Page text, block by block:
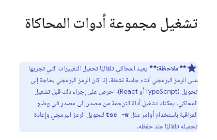
تشغيل مجموعة أدوات المحاكاة
**ملاحظة:** يعيد المحاكي تلقائيًا تحميل التغييرات التي تجريها
على الرمز البرمجي أثناء جلسة نشطة. إذا كان الرمز البرمجي بحاجة إلى
تحويل (TypeScript أو React)، احرص على إجراء ذلك قبل تشغيل
المحاكي. يمكنك تشغيل أداة الترجمة من مصدر إلى مصدر في وضع
المراقبة باستخدام أوامر مثل tsc -w لتحويل الرمز البرمجي وإعادة
تحميله تلقائيًا عند حفظه.